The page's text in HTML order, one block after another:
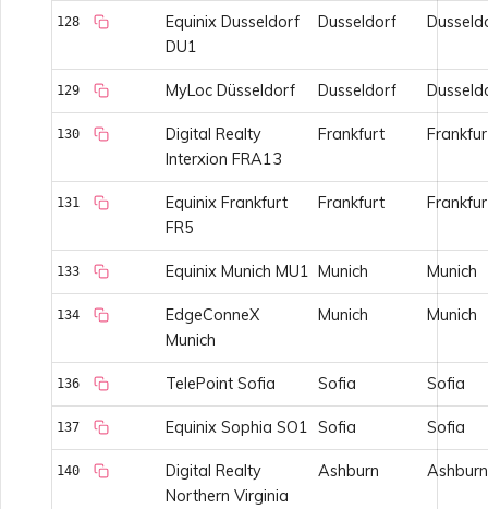
128
Equinix Dusseldorf
DU1
Dusseldorf
129 MyLoc Düsseldorf Dusseldorf
130
Digital Realty
Interxion FRA13
Frankfurt
131
Equinix Frankfurt
FR5
Frankfurt
133 Equinix Munich MU1 Munich Munich
134
EdgeConneX
Munich
Munich Munich
136 TelePoint Sofia Sofia Sofia
137 Equinix Sophia SO1 Sofia Sofia
140
Digital Realty
Northern Virginia
Ashburn Ashburn